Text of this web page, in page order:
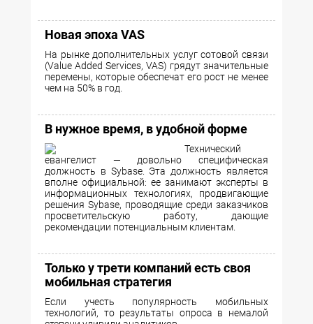
Новая эпоха VAS
На рынке дополнительных услуг сотовой связи
(Value Added Services, VAS) грядут значительные
перемены, которые обеспечат его рост не менее
чем на 50% в год.
В нужное время, в удобной форме
Технический
евангелист — довольно специфическая
должность в Sybase. Эта должность является
вполне официальной: ее занимают эксперты в
информационных технологиях, продвигающие
решения Sybase, проводящие среди заказчиков
просветительскую работу, дающие
рекомендации потенциальным клиентам.
Только у трети компаний есть своя
мобильная стратегия
Если учесть популярность мобильных
технологий, то результаты опроса в немалой